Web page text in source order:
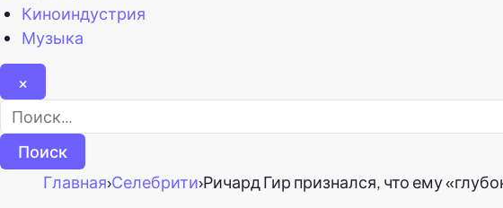
Киноиндустрия
Музыка
×
Найти:
Главная›Селебрити›Ричард Гир признался, что ему